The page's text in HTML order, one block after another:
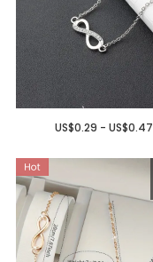
US$0.29 - US$0.47